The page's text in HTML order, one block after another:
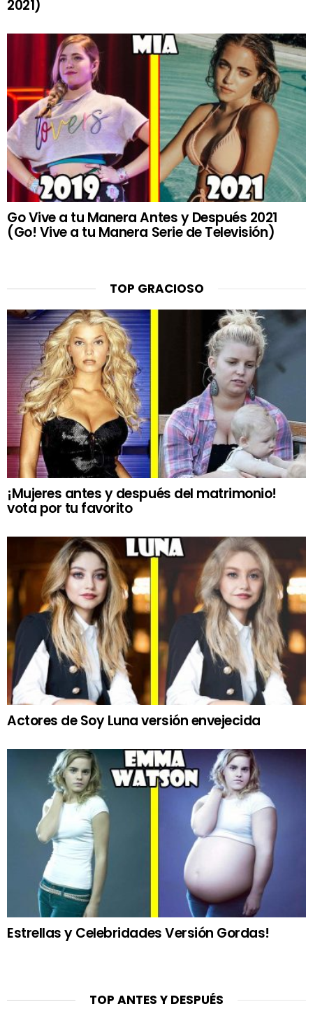
2021)
Go Vive a tu Manera Antes y Después 2021
(Go! Vive a tu Manera Serie de Televisión)
TOP GRACIOSO
¡Mujeres antes y después del matrimonio!
vota por tu favorito
Actores de Soy Luna versión envejecida
Estrellas y Celebridades Versión Gordas!
TOP ANTES Y DESPUÉS